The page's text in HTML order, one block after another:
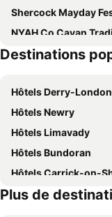
Shercock Mayday
NYAH Co Cavan Traditional
North West Charity 10k Road
Destinations
Hôtels Derry-
Hôtels Newry
Hôtels Limavady
Hôtels Bundoran
Hôtels Carrick-on-
Plus de